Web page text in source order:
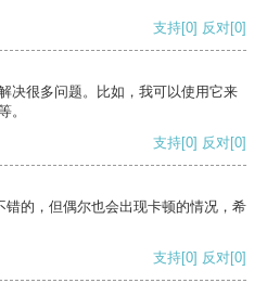
支持[0] 反对[0]
决很多问题。比如，我可以使用它来
。
支持[0] 反对[0]
的，但偶尔也会出现卡顿的情况，希
支持[0] 反对[0]